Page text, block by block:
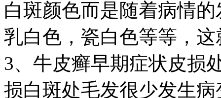
白斑颜色而是随着病情
乳白色，瓷白色等等，
3、牛皮癣早期症状皮损
损白斑处毛发很少发生